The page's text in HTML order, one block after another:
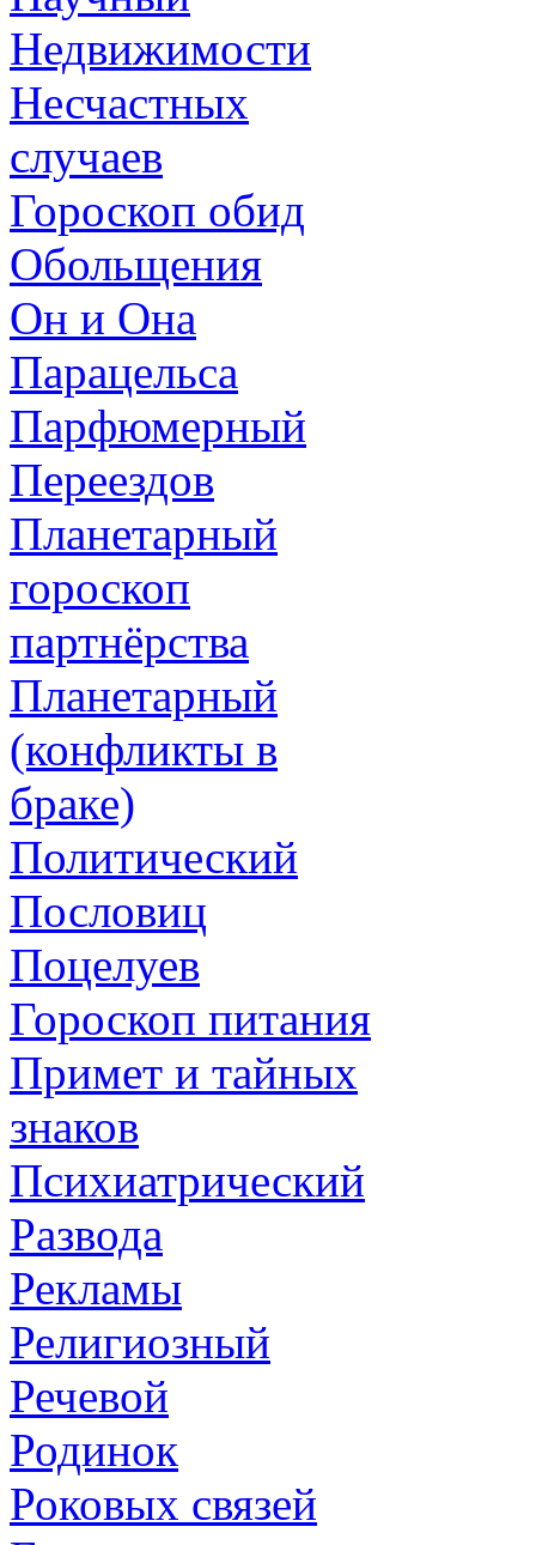
Недвижимости
Несчастных
случаев
Гороскоп обид
Обольщения
Он и Она
Парацельса
Парфюмерный
Переездов
Планетарный
гороскоп
партнёрства
Планетарный
(конфликты в
браке)
Политический
Пословиц
Поцелуев
Гороскоп питания
Примет и тайных
знаков
Психиатрический
Развода
Рекламы
Религиозный
Речевой
Родинок
Роковых связей